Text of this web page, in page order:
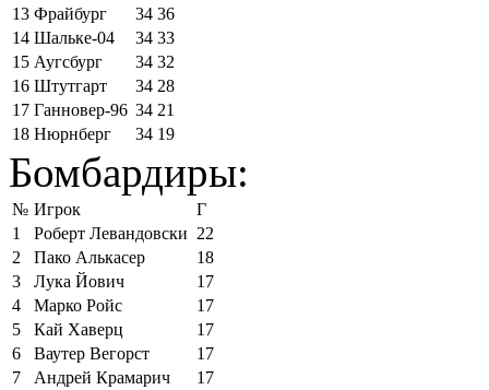
13 Фрайбург 34 36
14 Шальке-04 34 33
15 Аугсбург 34 32
16 Штутгарт 34 28
17 Ганновер-96 34 21
18 Нюрнберг 34 19
Бомбардиры:
№ Игрок
Г
1
Роберт Левандовски 22
2
Пако Алькасер
18
3
Лука Йович
17
4
Марко Ройс
17
5
Кай Хаверц
17
6
Ваутер Вегорст
17
7
Андрей Крамарич
17